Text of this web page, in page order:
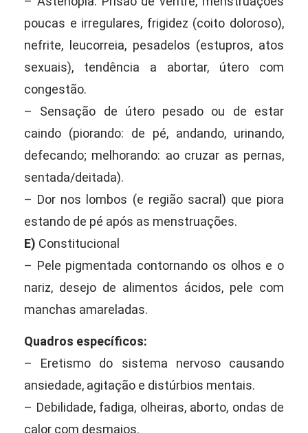
poucas e irregulares, frigidez (coito doloroso),
nefrite, leucorreia, pesadelos (estupros, atos
sexuais), tendência a abortar, útero com
congestão.
– Sensação de útero pesado ou de estar
caindo (piorando: de pé, andando, urinando,
defecando; melhorando: ao cruzar as pernas,
sentada/deitada).
– Dor nos lombos (e região sacral) que piora
estando de pé após as menstruações.
E) Constitucional
– Pele pigmentada contornando os olhos e o
nariz, desejo de alimentos ácidos, pele com
manchas amareladas.
Quadros específicos:
– Eretismo do sistema nervoso causando
ansiedade, agitação e distúrbios mentais.
– Debilidade, fadiga, olheiras, aborto, ondas de
calor com desmaios.